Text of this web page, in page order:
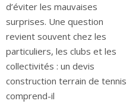
d’éviter les mauvaises
surprises. Une question
revient souvent chez les
particuliers, les clubs et les
collectivités : un devis
construction terrain de tennis
comprend-il